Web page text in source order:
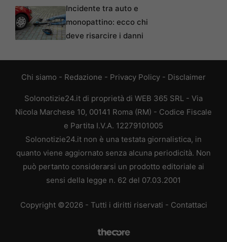
Incidente tra auto e
monopattino: ecco chi
deve risarcire i danni
Chi siamo - Redazione - Privacy Policy - Disclaimer
Solonotizie24.it di proprietà di WEB 365 SRL - Via
Nicola Marchese 10, 00141 Roma (RM) - Codice Fiscale
e Partita I.V.A. 12279101005
Solonotizie24.it non è una testata giornalistica, in
quanto viene aggiornato senza alcuna periodicità. Non
può pertanto considerarsi un prodotto editoriale ai
sensi della legge n. 62 del 07.03.2001
Copyright ©2026 - Tutti i diritti riservati - Contattaci